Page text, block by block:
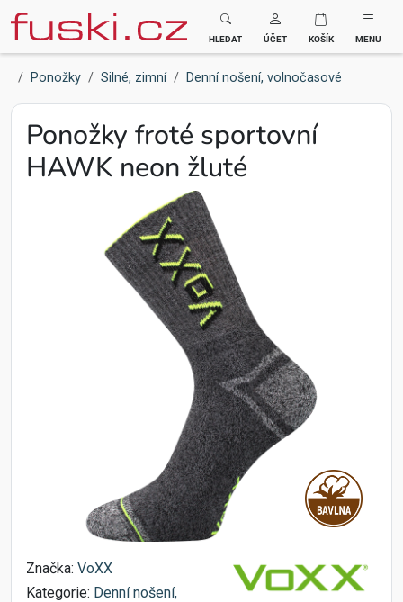
Fuski BOMA
HLEDAT ÚČET KOŠÍK MENU
Ponožky Silné, zimní Denní nošení, volnočasové
Ponožky froté sportovní
HAWK neon žluté
Značka: VoXX
Kategorie: Denní nošení,